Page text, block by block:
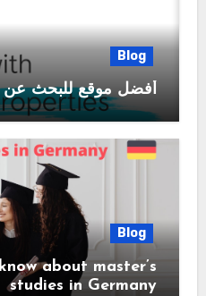
Blog
أفضل موقع للبحث عن
Blog
about master’s
studies in Germany